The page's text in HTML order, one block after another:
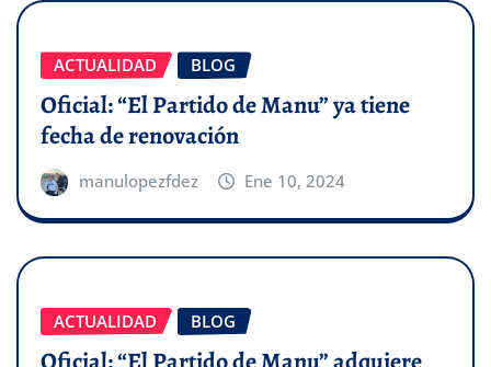
ACTUALIDAD BLOG
Oficial: “El Partido de Manu” ya tiene
fecha de renovación
manulopezfdez Ene 10, 2024
ACTUALIDAD BLOG